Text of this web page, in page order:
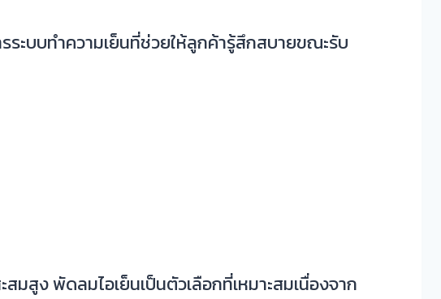
ะบบทำความเย็นที่ช่วยให้ลูกค้ารู้สึกสบายขณะรับ
มสูง พัดลมไอเย็นเป็นตัวเลือกที่เหมาะสมเนื่องจาก